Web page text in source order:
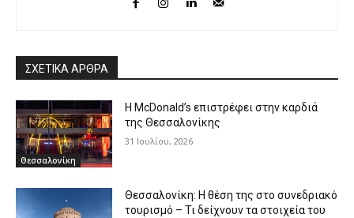
ΣΧΕΤΙΚΑ ΑΡΘΡΑ
Θεσσαλονίκη
Η McDonald’s επιστρέφει στην καρδιά
της Θεσσαλονίκης
31 Ιουλίου, 2026
Θεσσαλονίκη: Η θέση της στο συνεδριακό
τουρισμό – Τι δείχνουν τα στοιχεία του